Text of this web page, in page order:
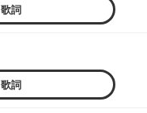
歌詞
歌詞